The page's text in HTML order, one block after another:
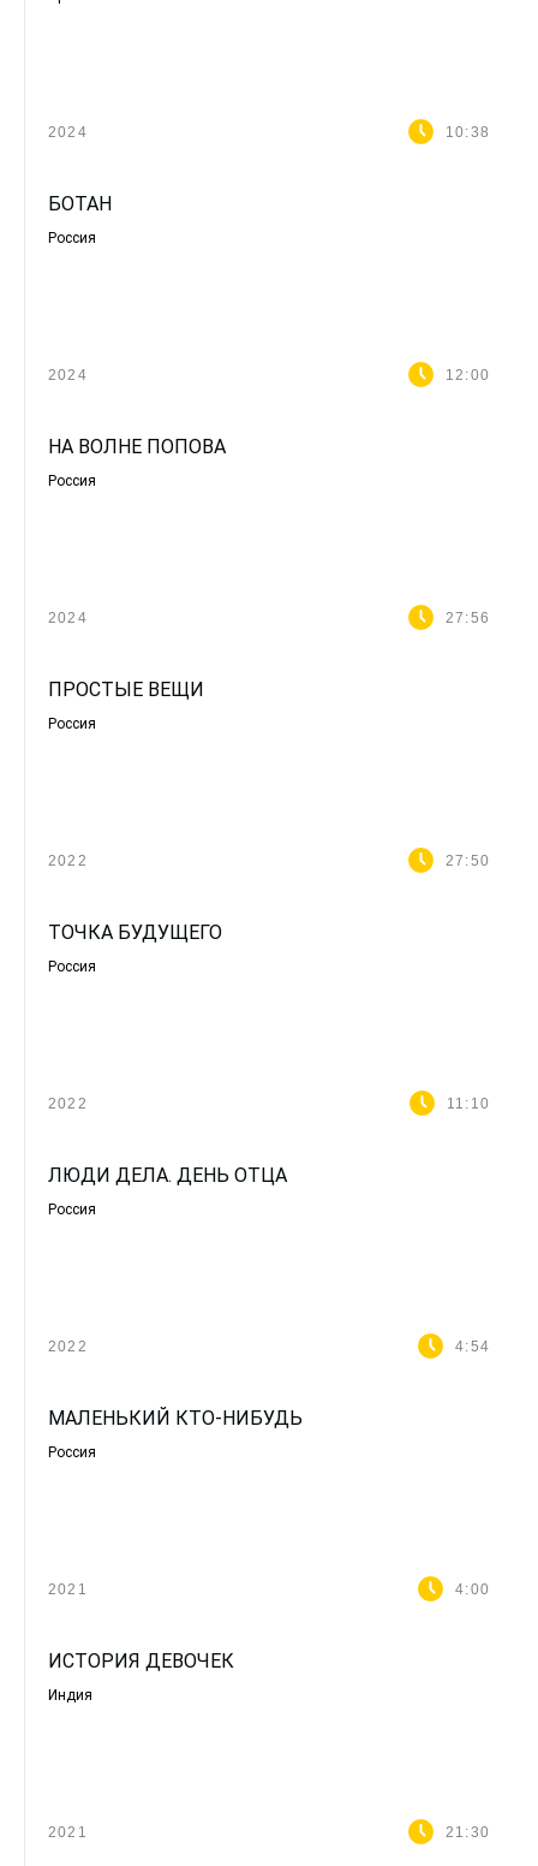
2024 10:38
БОТАН
Россия
2024 12:00
НА ВОЛНЕ ПОПОВА
Россия
2024 27:56
ПРОСТЫЕ ВЕЩИ
Россия
2022 27:50
ТОЧКА БУДУЩЕГО
Россия
2022 11:10
ЛЮДИ ДЕЛА. ДЕНЬ ОТЦА
Россия
2022 4:54
МАЛЕНЬКИЙ КТО-НИБУДЬ
Россия
2021 4:00
ИСТОРИЯ ДЕВОЧЕК
Индия
2021 21:30